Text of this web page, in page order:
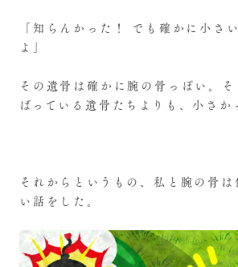
「知らんかった！ でも確かに小さ
よ」
その遺骨は確かに腕の骨っぽい。そ
ばっている遺骨たちよりも、小さか
それからというもの、私と腕の骨
い話をした。